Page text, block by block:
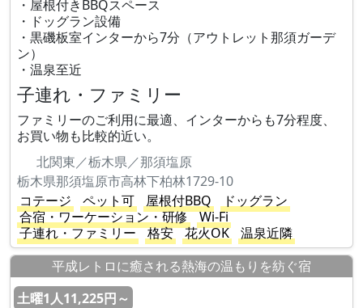
・屋根付きBBQスペース
・ドッグラン設備
・黒磯板室インターから7分（アウトレット那須ガーデ
ン）
・温泉至近
子連れ・ファミリー
ファミリーのご利用に最適、インターからも7分程度、
お買い物も比較的近い。
北関東／栃木県／那須塩原
栃木県那須塩原市高林下柏林1729-10
コテージ
ペット可 屋根付BBQ
ドッグラン
合宿・ワーケーション・研修
Wi-Fi
子連れ・ファミリー
格安 花火OK
温泉近隣
平成レトロに癒される熱海の温もりを紡ぐ宿
土曜1人11,225円～